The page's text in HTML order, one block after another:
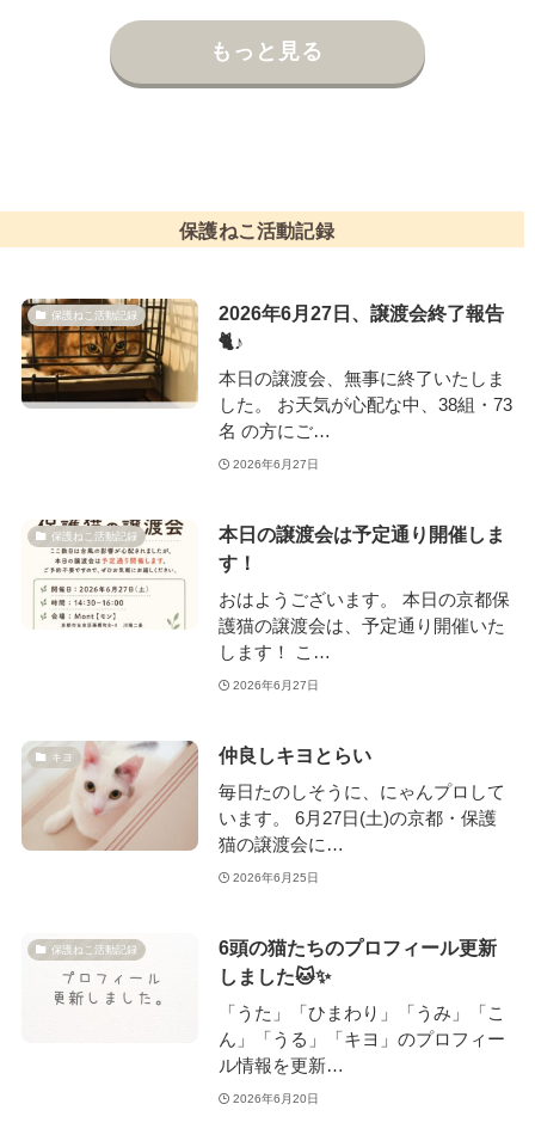
もっと見る
保護ねこ活動記録
保護ねこ活動記録
2026年6月27日、譲渡会終了報告
🐈♪
本日の譲渡会、無事に終了いたしま
した。 お天気が心配な中、38組・73
名 の方にご…
2026年6月27日
保護ねこ活動記録
本日の譲渡会は予定通り開催しま
す！
おはようございます。 本日の京都保
護猫の譲渡会は、予定通り開催いた
します！ こ…
2026年6月27日
キヨ 仲良しキヨとらい
毎日たのしそうに、にゃんプロして
います。 6月27日(土)の京都・保護
猫の譲渡会に…
2026年6月25日
保護ねこ活動記録
6頭の猫たちのプロフィール更新
しました🐱✨
「うた」「ひまわり」「うみ」「こ
ん」「うる」「キヨ」のプロフィー
ル情報を更新…
2026年6月20日